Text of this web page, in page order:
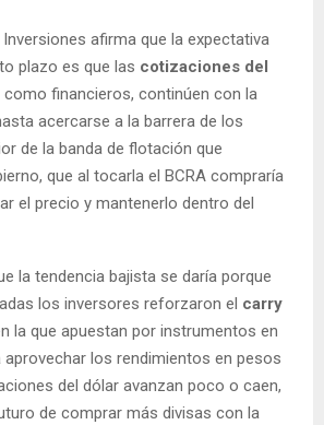
afirma que la expectativa
plazo es que las cotizaciones del
financieros, continúen con la
acercarse a la barrera de los
de la banda de flotación que
que al tocarla el BCRA compraría
el precio y mantenerlo dentro del
la tendencia bajista se daría porque
los inversores reforzaron el carry
la que apuestan por instrumentos en
los rendimientos en pesos
del dólar avanzan poco o caen,
de comprar más divisas con la